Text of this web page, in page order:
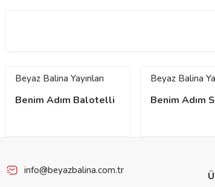
Beyaz Balina Yayınları
Benim Adım Balotelli
Beyaz Balina
Benim Adım
info@beyazbalina.com.tr